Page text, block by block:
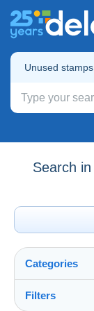
Unused stamps
Search
Categories
Filters